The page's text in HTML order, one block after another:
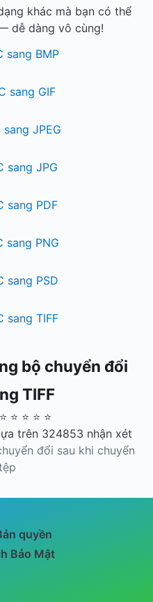
khác mà bạn có thể
dễ dàng vô cùng!
sang BMP
sang GIF
JPEG
sang JPG
sang PDF
sang PNG
sang PSD
sang TIFF
bộ chuyển đổi
TIFF
⭐ ⭐ ⭐ ⭐
trên 324853 nhận xét
đổi sau khi chuyển
quyền
Bảo Mật